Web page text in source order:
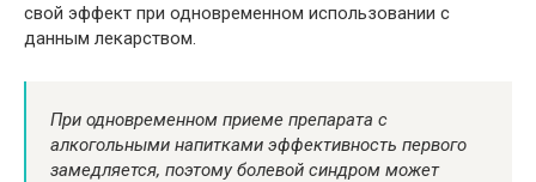
свой эффект при одновременном использовании с
данным лекарством.
При одновременном приеме препарата с
алкогольными напитками эффективность первого
замедляется, поэтому болевой синдром может